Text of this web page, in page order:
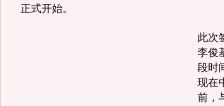
正式开始。
此次
李俊
段时
现在
前，